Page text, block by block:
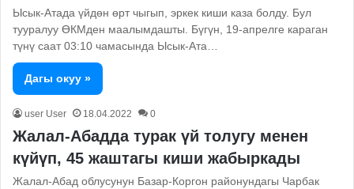
Ысык-Атада үйдөн өрт чыгып, эркек киши каза болду. Бул
тууралуу ӨКМден маалымдашты. Бүгүн, 19-апрелге караган
түнү саат 03:10 чамасында Ысык-Ата…
Дагы окуу »
user User 18.04.2022 0
Жалал-Абадда турак үй толугу менен
күйүп, 45 жаштагы киши жабыркады
Жалал-Абад облусунун Базар-Коргон районундагы Чарбак